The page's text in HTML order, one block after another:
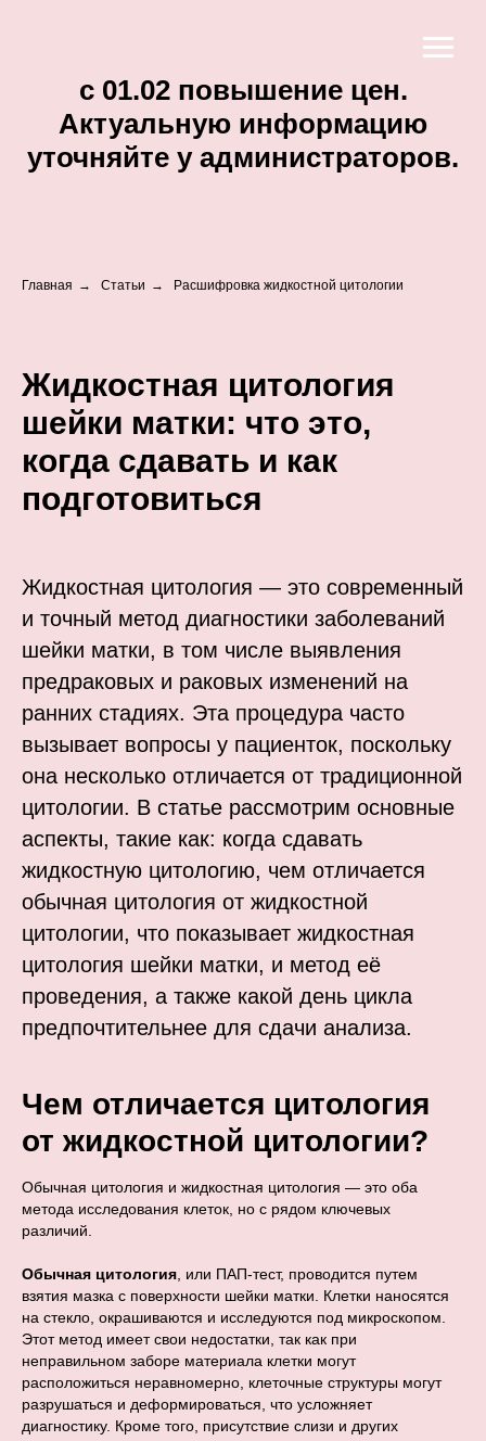
c 01.02 повышение цен.
Актуальную информацию
уточняйте у администраторов.
Главная → Статьи → Расшифровка жидкостной цитологии
Жидкостная цитология
шейки матки: что это,
когда сдавать и как
подготовиться
Жидкостная цитология — это современный
и точный метод диагностики заболеваний
шейки матки, в том числе выявления
предраковых и раковых изменений на
ранних стадиях. Эта процедура часто
вызывает вопросы у пациенток, поскольку
она несколько отличается от традиционной
цитологии. В статье рассмотрим основные
аспекты, такие как: когда сдавать
жидкостную цитологию, чем отличается
обычная цитология от жидкостной
цитологии, что показывает жидкостная
цитология шейки матки, и метод её
проведения, а также какой день цикла
предпочтительнее для сдачи анализа.
Чем отличается цитология
от жидкостной цитологии?
Обычная цитология и жидкостная цитология — это оба
метода исследования клеток, но с рядом ключевых
различий.
Обычная цитология , или ПАП-тест, проводится путем
взятия мазка с поверхности шейки матки. Клетки наносятся
на стекло, окрашиваются и исследуются под микроскопом.
Этот метод имеет свои недостатки, так как при
неправильном заборе материала клетки могут
расположиться неравномерно, клеточные структуры могут
разрушаться и деформироваться, что усложняет
диагностику. Кроме того, присутствие слизи и других